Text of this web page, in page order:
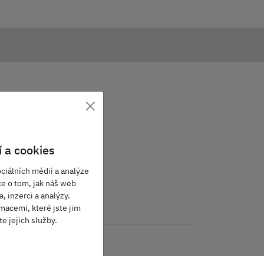
×
cookies
médií a analýze
o tom, jak náš web
inzerci a analýzy.
které jste jim
jejich služby.